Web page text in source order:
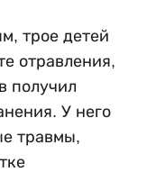
трое детей
отравления,
получил
У него
травмы,